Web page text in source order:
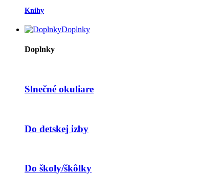
Knihy
Doplnky
Doplnky
Slnečné okuliare
Do detskej izby
Do školy/škôlky